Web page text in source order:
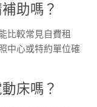
助嗎？
比較常見自費租
中心或特約單位確
床嗎？